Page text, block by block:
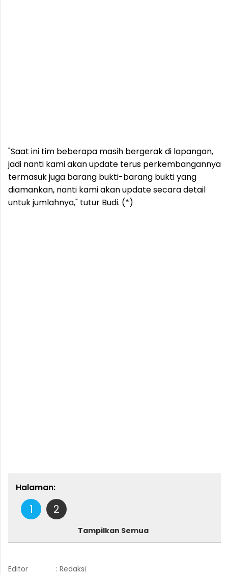
"Saat ini tim beberapa masih bergerak di lapangan,
jadi nanti kami akan update terus perkembangannya
termasuk juga barang bukti-barang bukti yang
diamankan, nanti kami akan update secara detail
untuk jumlahnya," tutur Budi. (*)
Halaman:
1 2
Tampilkan Semua
Editor : Redaksi